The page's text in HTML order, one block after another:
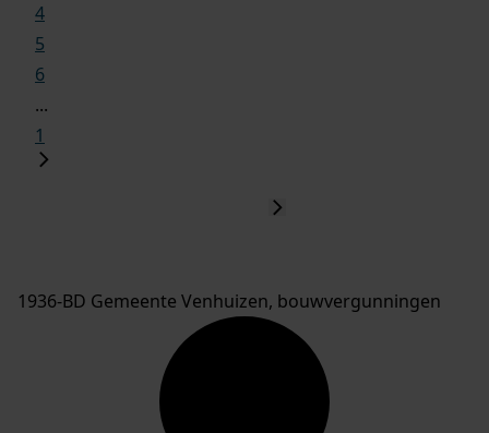
4
5
6
...
1
1936-BD Gemeente Venhuizen, bouwvergunningen